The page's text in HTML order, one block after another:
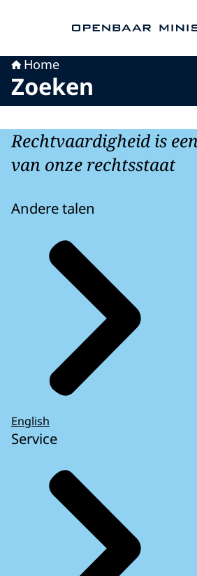
Home
Zoeken
Rechtvaardigheid is
van onze rechtsstaat
Andere talen
English
Service